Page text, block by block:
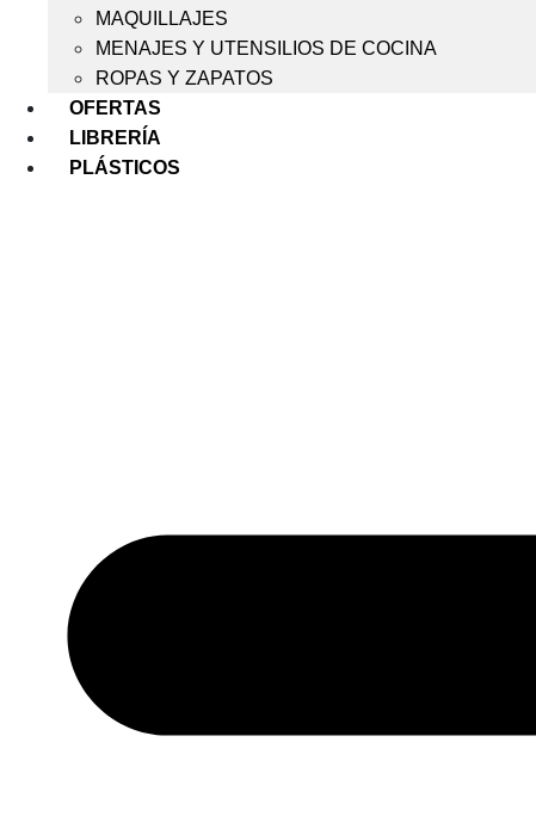
MAQUILLAJES
MENAJES Y UTENSILIOS DE COCINA
ROPAS Y ZAPATOS
OFERTAS
LIBRERÍA
PLÁSTICOS